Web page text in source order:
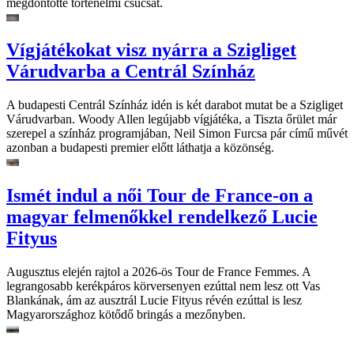
Vígjátékokat visz nyárra a Szigliget
Várudvarba a Centrál Színház
A budapesti Centrál Színház idén is két darabot mutat be a Szigliget
Várudvarban. Woody Allen legújabb vígjátéka, a Tiszta őrület már
szerepel a színház programjában, Neil Simon Furcsa pár című művét
azonban a budapesti premier előtt láthatja a közönség.
Ismét indul a női Tour de France-on a
magyar felmenőkkel rendelkező Lucie
Fityus
Augusztus elején rajtol a 2026-ös Tour de France Femmes. A
legrangosabb kerékpáros körversenyen ezúttal nem lesz ott Vas
Blankának, ám az ausztrál Lucie Fityus révén ezúttal is lesz
Magyarországhoz kötődő bringás a mezőnyben.